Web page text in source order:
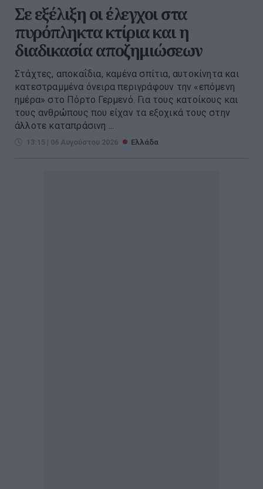
Σε εξέλιξη οι έλεγχοι στα
πυρόπληκτα κτίρια και η
διαδικασία αποζημιώσεων
Στάχτες, αποκαΐδια, καμένα σπίτια, αυτοκίνητα και
κατεστραμμένα όνειρα περιγράφουν την «επόμενη
ημέρα» στο Πόρτο Γερμενό. Για τους κατοίκους και
τους ανθρώπους που είχαν τα εξοχικά τους στην
άλλοτε καταπράσινη ...
13:15 | 06 Αυγούστου 2026 Ελλάδα